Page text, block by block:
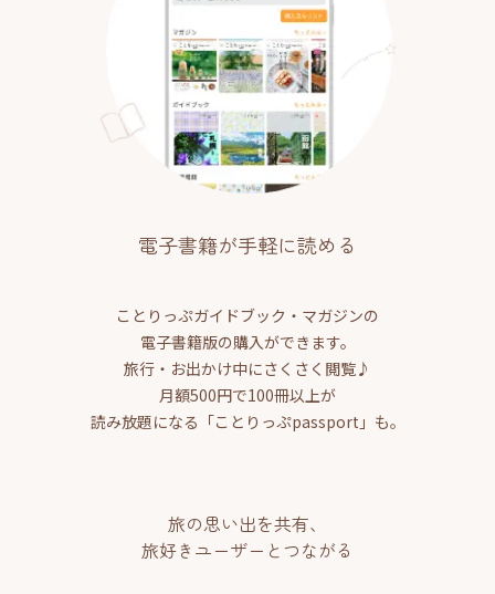
電子書籍が手軽に読める
ことりっぷガイドブック・マガジンの
電子書籍版の購入ができます。
旅行・お出かけ中にさくさく閲覧♪
月額500円で100冊以上が
読み放題になる「ことりっぷpassport」も。
旅の思い出を共有、
旅好きユーザーとつながる